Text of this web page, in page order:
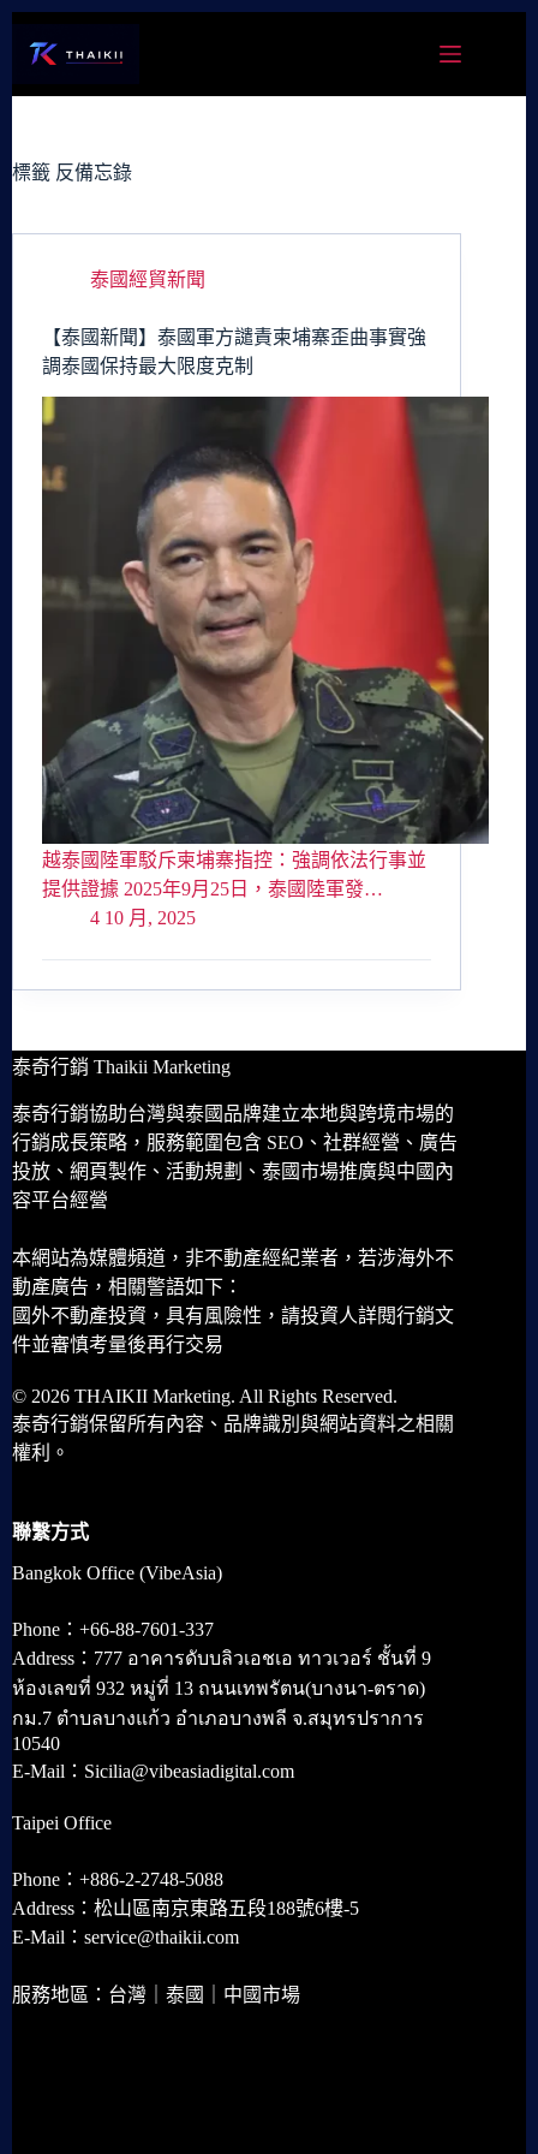
容
標籤 反備忘錄
泰國經貿新聞
【泰國新聞】泰國軍方譴責柬埔寨歪曲事實強
調泰國保持最大限度克制
越泰國陸軍駁斥柬埔寨指控：強調依法行事並
提供證據 2025年9月25日，泰國陸軍發…
4 10 月, 2025
泰奇行銷 Thaikii Marketing
泰奇行銷協助台灣與泰國品牌建立本地與跨境市場的
行銷成長策略，服務範圍包含 SEO、社群經營、廣告
投放、網頁製作、活動規劃、泰國市場推廣與中國內
容平台經營
本網站為媒體頻道，非不動產經紀業者，若涉海外不
動產廣告，相關警語如下：
國外不動產投資，具有風險性，請投資人詳閱行銷文
件並審慎考量後再行交易
© 2026 THAIKII Marketing. All Rights Reserved.
泰奇行銷保留所有內容、品牌識別與網站資料之相關
權利。
聯繫方式
Bangkok Office (VibeAsia)
Phone：+66-88-7601-337
Address：777 อาคารดับบลิวเอชเอ ทาวเวอร์ ชั้นที่ 9
ห้องเลขที่ 932 หมู่ที่ 13 ถนนเทพรัตน(บางนา-ตราด)
กม.7 ตำบลบางแก้ว อำเภอบางพลี จ.สมุทรปราการ
10540
E-Mail：Sicilia@vibeasiadigital.com
Taipei Office
Phone：+886-2-2748-5088
Address：松山區南京東路五段188號6樓-5
E-Mail：service@thaikii.com
服務地區：台灣｜泰國｜中國市場